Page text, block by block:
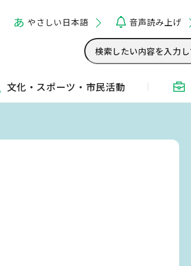
やさしい日本語 音声読み上げ
文化・ スポーツ・ 市民活動